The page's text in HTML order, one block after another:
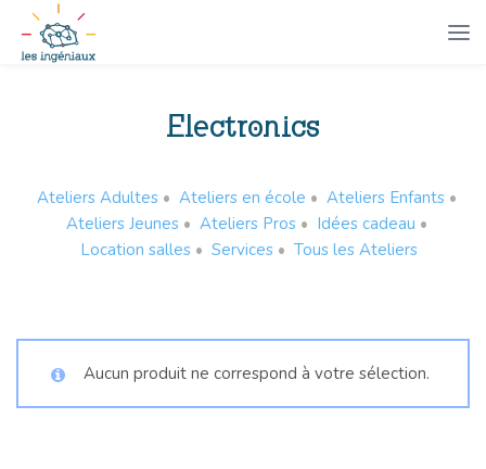
Electronics
Ateliers Adultes • Ateliers en école • Ateliers Enfants •
Ateliers Jeunes • Ateliers Pros • Idées cadeau •
Location salles • Services • Tous les Ateliers
Aucun produit ne correspond à votre sélection.